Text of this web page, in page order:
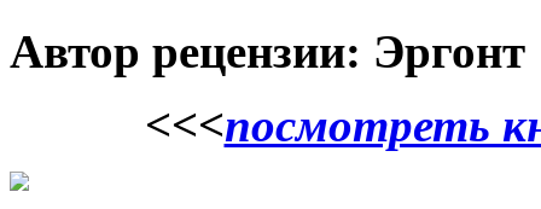
Автор рецензии: Эргонт
<<<посмотреть